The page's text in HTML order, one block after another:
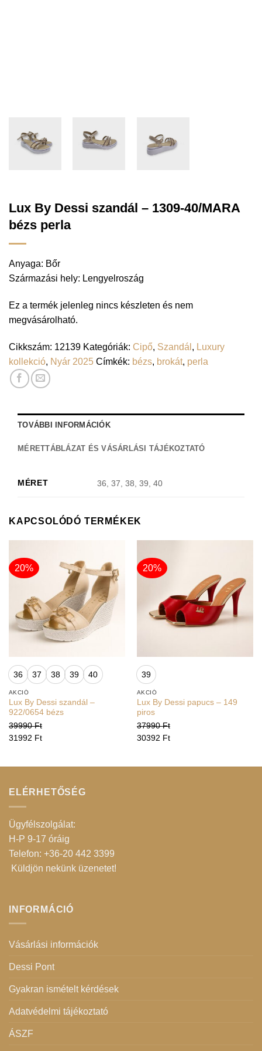
Lux By Dessi szandál – 1309-40/MARA
bézs perla
Anyaga: Bőr
Származási hely: Lengyelroszág
Ez a termék jelenleg nincs készleten és nem
megvásárolható.
Cikkszám: 12139 Kategóriák: Cipő, Szandál , Luxury
kollekció, Nyár 2025 Címkék: bézs, brokát, perla
TOVÁBBI INFORMÁCIÓK
MÉRETTÁBLÁZAT ÉS VÁSÁRLÁSI TÁJÉKOZTATÓ
MÉRET 36, 37, 38, 39, 40
KAPCSOLÓDÓ TERMÉKEK
20%
36 37 38 39 40
AKCIÓ
Lux By Dessi szandál –
922/0654 bézs
39990Ft
31992 Ft
20%
39
AKCIÓ
Lux By Dessi papucs – 149
piros
37990Ft
30392 Ft
ELÉRHETŐSÉG
Ügyfélszolgálat:
H-P 9-17 óráig
Telefon: +36-20 442 3399
Küldjön nekünk üzenetet!
INFORMÁCIÓ
Vásárlási információk
Dessi Pont
Gyakran ismételt kérdések
Adatvédelmi tájékoztató
ÁSZF